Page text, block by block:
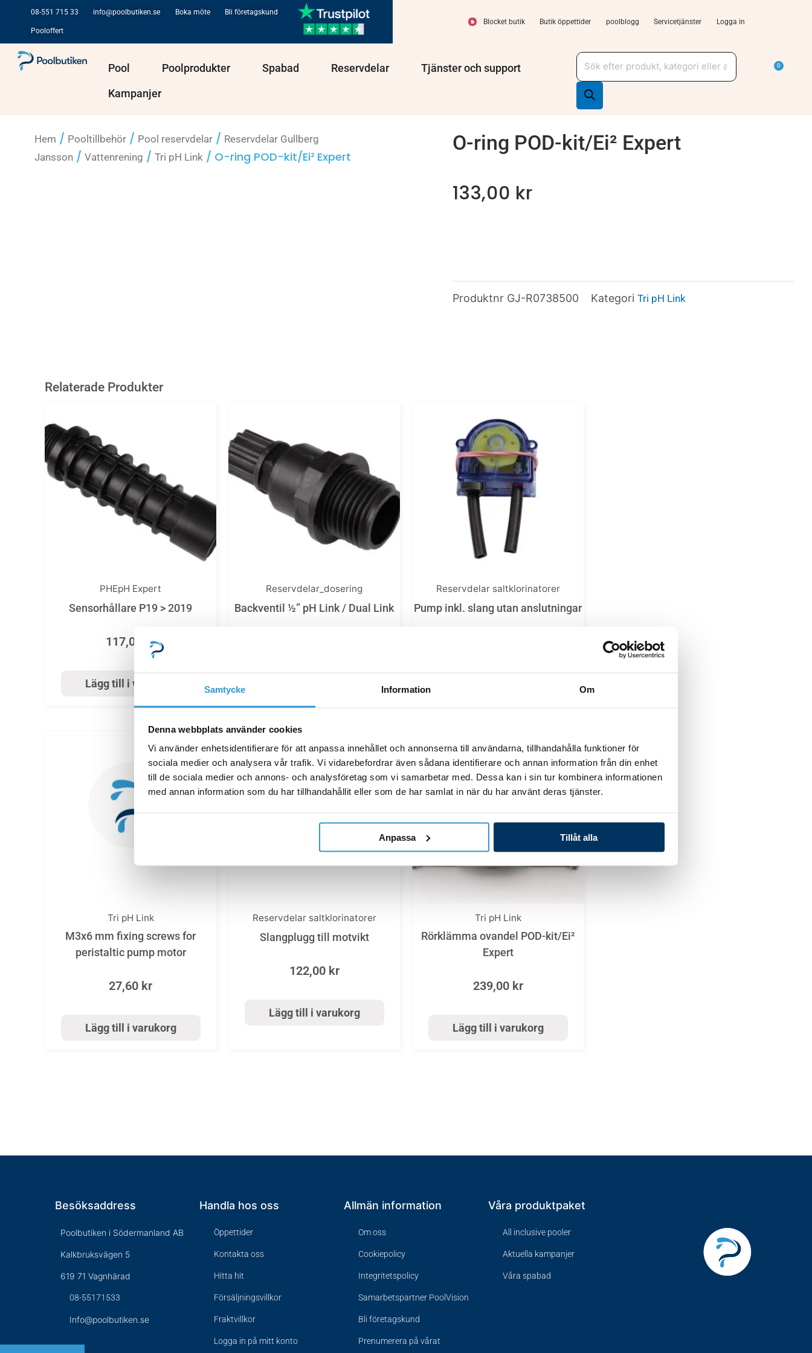
Samtycke Information Om
Denna webbplats använder cookies
Vi använder enhetsidentifierare för att anpassa innehållet och annonserna till användarna, tillhandahålla funktioner för
sociala medier och analysera vår trafik. Vi vidarebefordrar även sådana identifierare och annan information från din enhet
till de sociala medier och annons- och analysföretag som vi samarbetar med. Dessa kan i sin tur kombinera informationen
med annan information som du har tillhandahållit eller som de har samlat in när du har använt deras tjänster.
Anpassa Tillåt alla
innehåll
08-551 715 33 info@poolbutiken.se Boka möte Bli företagskund
Pooloffert
Blocket butik Butik öppettider poolblogg Servicetjänster Logga in
Pool Öppna PoolPoolprodukter Öppna Poolprodukter
Spabad Öppna Spabad
Reservdelar Öppna Reservdelar
Tjänster och support Öppna Tjänster och support
Kampanjer
Produktsökning 0
Hem / Pooltillbehör/ Pool reservdelar/ Reservdelar Gullberg
Jansson/ Vattenrening / Tri pH Link/ O-ring POD-kit/Ei² Expert
O-ring POD-kit/Ei² Expert
133,00 kr
Produktnr GJ-R0738500 Kategori Tri pH Link
Relaterade Produkter
PHE­pH Expert
Sensorhållare P19 > 2019
117,00 kr
Lägg till i varukorg
Reservdelar_dosering
Backventil ½” pH Link / Dual Link
Reservdelar saltklorinatorer
Pump inkl. slang utan anslutningar
Tri pH Link
M3x6 mm fixing screws for
peristaltic pump motor
27,60 kr
Lägg till i varukorg
Reservdelar saltklorinatorer
Slangplugg till motvikt
122,00 kr
Lägg till i varukorg
Tri pH Link
Rörklämma ovandel POD-kit/Ei²
Expert
239,00 kr
Lägg till i varukorg
Besöksaddress
Poolbutiken i Södermanland AB
Kalkbruksvägen 5
619 71 Vagnhärad
08-55171533
Info@poolbutiken.se
Handla hos oss
Öppettider
Kontakta oss
Hitta hit
Försäljningsvillkor
Fraktvillkor
Logga in på mitt konto
Allmän information
Om oss
Cookiepolicy
Integritetspolicy
Samarbetspartner PoolVision
Bli företagskund
Prenumerera på vårat
Våra produktpaket
All inclusive pooler
Aktuella kampanjer
Våra spabad